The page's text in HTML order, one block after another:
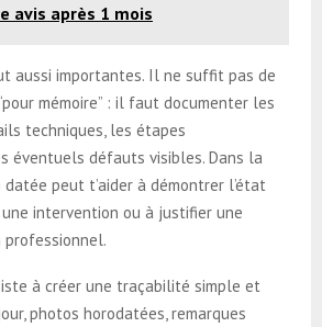
avis après 1 mois
aussi importantes. Il ne suffit pas de
mémoire” : il faut documenter les
techniques, les étapes
éventuels défauts visibles. Dans la
peut t’aider à démontrer l’état
une intervention ou à justifier une
professionnel.
à créer une traçabilité simple et
photos horodatées, remarques